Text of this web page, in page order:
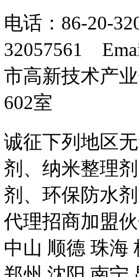
电话：86-20-
32057561
市高新技术产
602室
诚征下列地区
剂、纳米整理
剂、环保防水
代理招商加盟
中山 顺德 珠海